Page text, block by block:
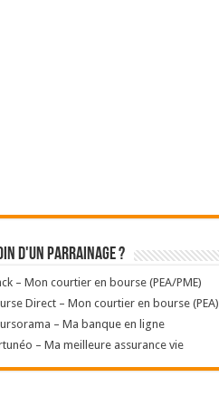
d'un parrainage ?
– Mon courtier en bourse (PEA/PME)
Direct – Mon courtier en bourse (PEA)
– Ma banque en ligne
– Ma meilleure assurance vie